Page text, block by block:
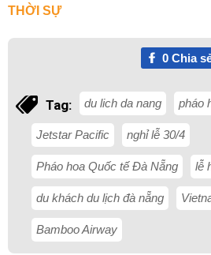
THỜI SỰ
0Chia
Tag: du lich da nang pháo
Jetstar Pacific nghỉ lễ 30/4
Pháo hoa Quốc tế Đà Nẵng lễ
du khách du lịch đà nẵng
Bamboo Airway